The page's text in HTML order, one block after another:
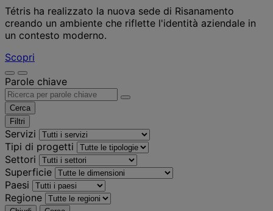
Tétris ha realizzato la nuova sede di Risanamento
creando un ambiente che riflette l'identità aziendale in
un contesto moderno.
Scopri
Parole chiave
Cerca
Filtri
Servizi
Tipi di progetti
Settori
Superficie
Paesi
Regione